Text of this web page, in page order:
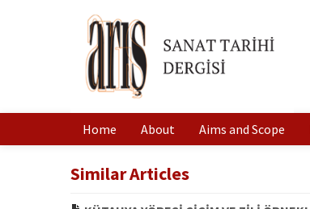
Home About Aims and Scope
Similar Articles